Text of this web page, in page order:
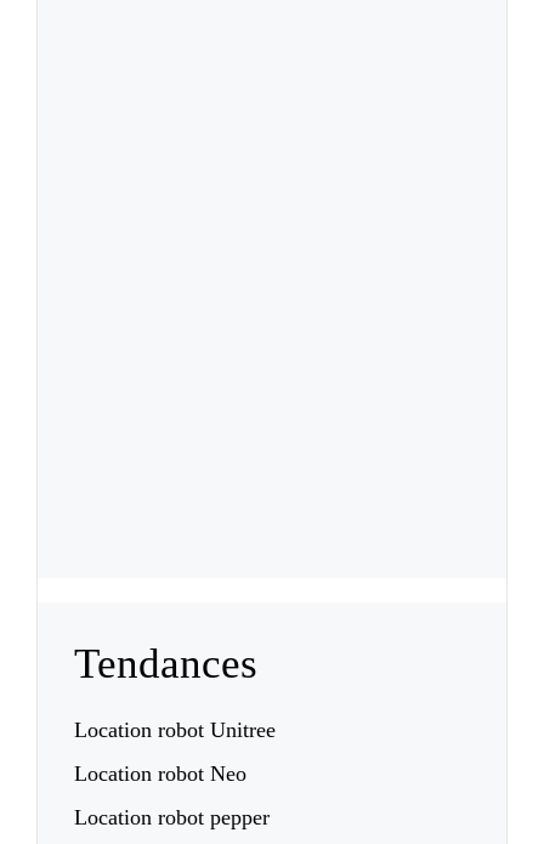
Tendances
Location robot Unitree
Location robot Neo
Location robot pepper